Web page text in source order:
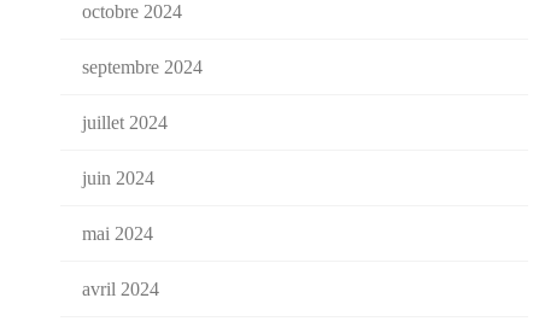
octobre 2024
septembre 2024
juillet 2024
juin 2024
mai 2024
avril 2024